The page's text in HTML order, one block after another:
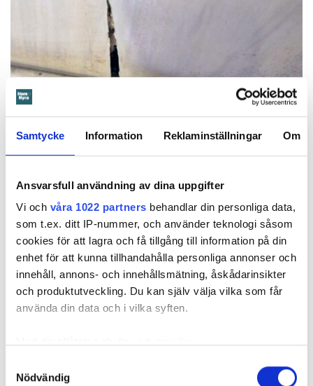
Samtycke Information Reklaminställningar Om
Ansvarsfull användning av dina uppgifter
Vi och våra 1022 partners behandlar din personliga data,
som t.ex. ditt IP-nummer, och använder teknologi såsom
cookies för att lagra och få tillgång till information på din
enhet för att kunna tillhandahålla personliga annonser och
innehåll, annons- och innehållsmätning, åskådarinsikter
och produktutveckling. Du kan själv välja vilka som får
använda din data och i vilka syften.
som kan ha en noggrannhet på upp till flera meter
Nödvändig
domstolarna.
Hyresgästen själv menar att hyresvärden under hela den tid
han bott där varken gjort några inspektioner eller något
underhåll av badrummet, och att det är anledningen till att
sprickan har kunnat uppstå. Sprickan var heller inte så lätt
att upptäcka, menar han.
Tyckte inte renovering var nödvändig
redan 2024 vände sig till hyresgästen med ett erbjudande